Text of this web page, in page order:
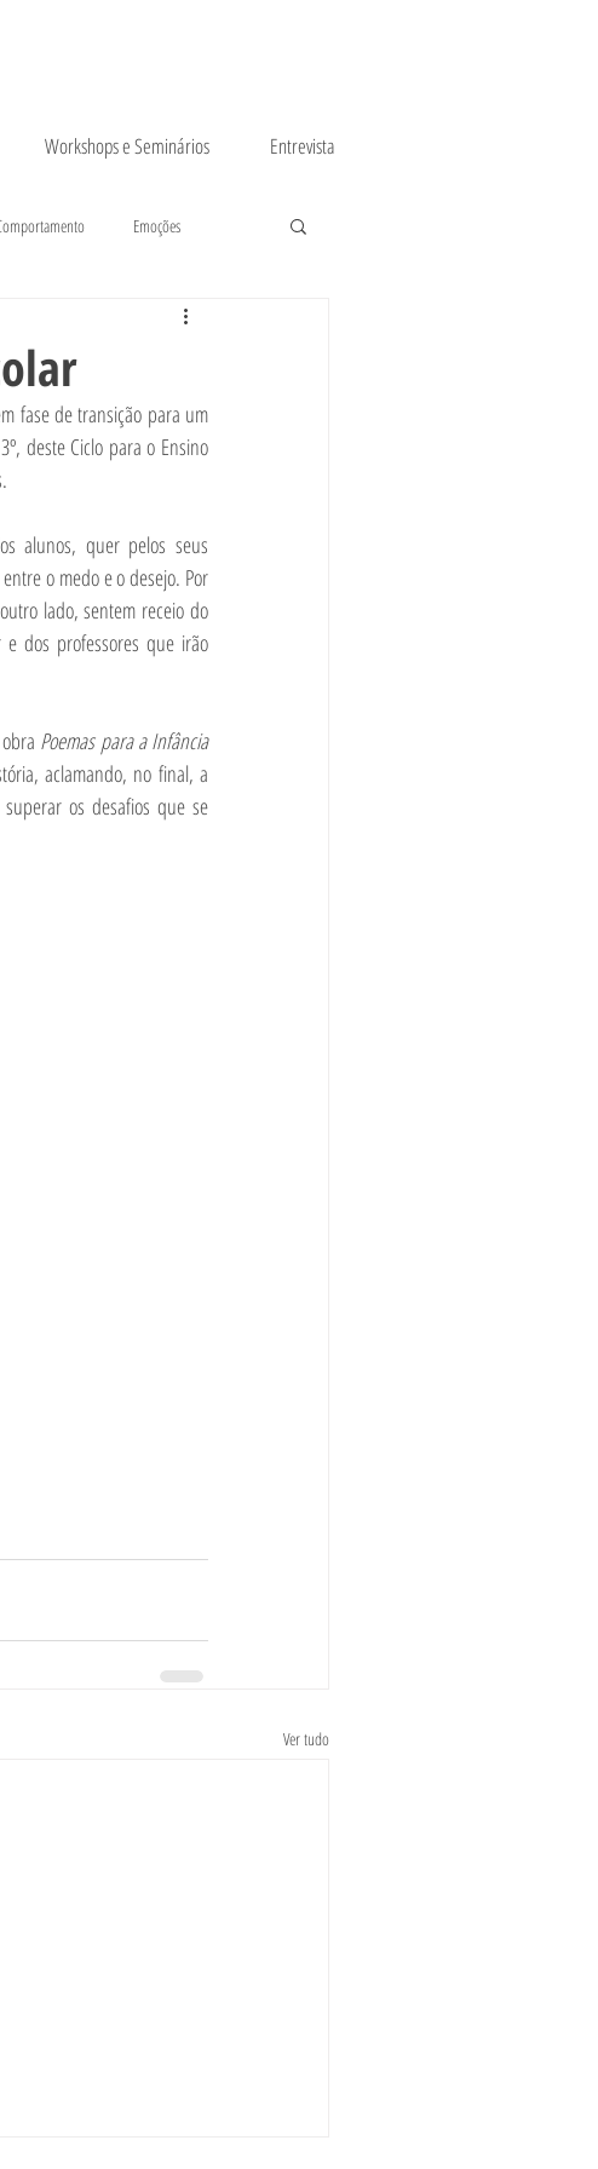
Workshops e Seminários Entrevista
Emoções
fase de transição para um
deste Ciclo para o Ensino
alunos, quer pelos seus
o medo e o desejo. Por
lado, sentem receio do
dos professores que irão
Poemas para a Infância
aclamando, no final, a
os desafios que se
Ver tudo